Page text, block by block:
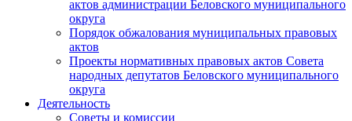
актов администрации Беловского муниципального
округа
Порядок обжалования муниципальных правовых
актов
Проекты нормативных правовых актов Совета
народных депутатов Беловского муниципального
округа
Деятельность
Советы и комиссии